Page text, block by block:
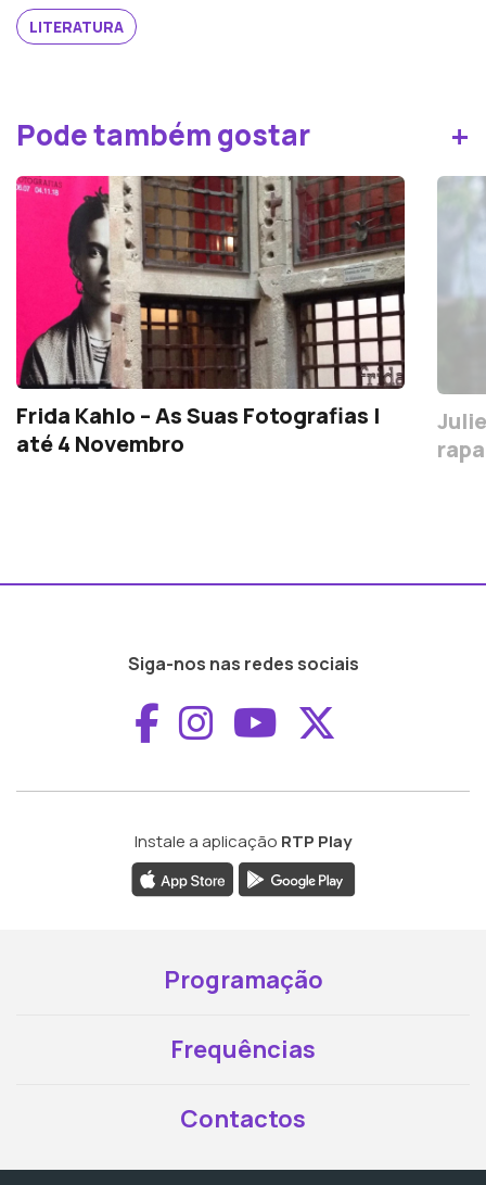
LITERATURA
Pode também gostar +
Frida Kahlo – As Suas Fotografias |
até 4 Novembro
Siga-nos nas redes sociais
Aceder ao
Aceder ao
Aceder ao
Instale a aplicação RTP Play
Programação
Frequências
Contactos